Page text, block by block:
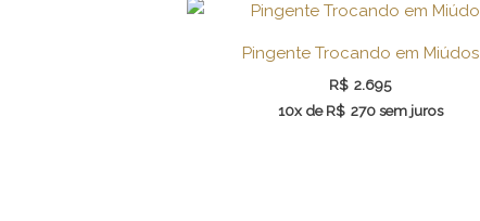
Pingente Trocando em Miúdos
R$ 2.695
10x deR$ 270 sem juros